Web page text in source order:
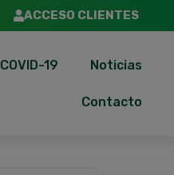
ACCESO CLIENTES
COVID-19 Noticias
Contacto